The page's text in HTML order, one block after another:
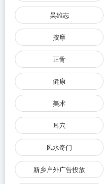
吴雄志
按摩
正骨
健康
美术
耳穴
风水奇门
新乡户外广告投放